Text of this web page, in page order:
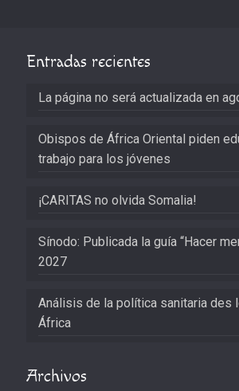
Entradas recientes
La página no será actualizada en
Obispos de África Oriental piden
trabajo para los jóvenes
¡CARITAS no olvida Somalia!
Sínodo: Publicada la guía “Hacer
2027
Análisis de la política sanitaria des
África
Archivos